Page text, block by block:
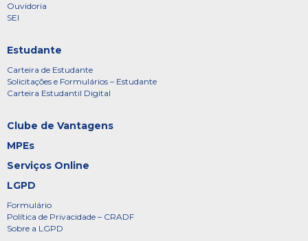
Ouvidoria
SEI
Estudante
Carteira de Estudante
Solicitações e Formulários – Estudante
Carteira Estudantil Digital
Clube de Vantagens
MPEs
Serviços Online
LGPD
Formulário
Política de Privacidade – CRADF
Sobre a LGPD